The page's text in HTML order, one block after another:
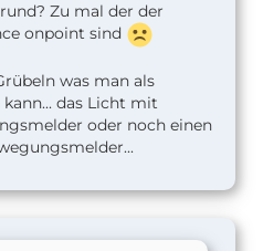
Zu mal der der
onpoint sind
was man als
das Licht mit
oder noch einen